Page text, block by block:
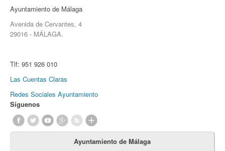
Ayuntamiento de Málaga
Avenida de Cervantes, 4
29016 - MÁLAGA.
Tlf: 951 926 010
Las Cuentas Claras
Redes Sociales Ayuntamiento
Síguenos
Ayuntamiento de Málaga